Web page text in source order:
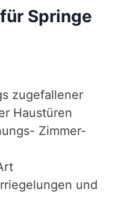
Springe
zugefallener
Haustüren
Zimmer-
und